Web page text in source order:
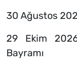
30 Ağustos
29 Ekim
Bayramı